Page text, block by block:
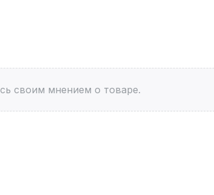
своим мнением о товаре.